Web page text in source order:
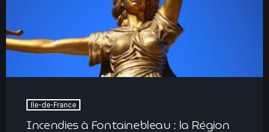
Ile-de-France
Incendies à Fontainebleau : la Région